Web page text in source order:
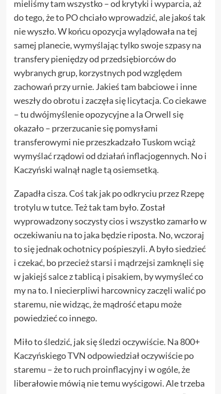
mieliśmy tam wszystko – od krytyki i wyparcia, aż
do tego, że to PO chciało wprowadzić, ale jakoś tak
nie wyszło. W końcu opozycja wylądowała na tej
samej planecie, wymyślając tylko swoje szpasy na
transfery pieniędzy od przedsiębiorców do
wybranych grup, korzystnych pod względem
zachowań przy urnie. Jakieś tam babciowe i inne
weszły do obrotu i zaczęła się licytacja. Co ciekawe
– tu dwójmyślenie opozycyjne a la Orwell się
okazało – przerzucanie się pomysłami
transferowymi nie przeszkadzało Tuskom wciąż
wymyślać rządowi od działań inflacjogennych. No i
Kaczyński walnął nagle tą osiemsetką.
Zapadła cisza. Coś tak jak po odkryciu przez Rzepę
trotylu w tutce. Też tak tam było. Został
wyprowadzony soczysty cios i wszystko zamarło w
oczekiwaniu na to jaka będzie riposta. No, wczoraj
to się jednak ochotnicy pośpieszyli. A było siedzieć
i czekać, bo przecież starsi i mądrzejsi zamknęli się
w jakiejś salce z tablicą i pisakiem, by wymyśleć co
my na to. I niecierpliwi harcownicy zaczęli walić po
staremu, nie widząc, że mądrość etapu może
powiedzieć co innego.
Miło to śledzić, jak się śledzi oczywiście. Na 800+
Kaczyńskiego TVN odpowiedział oczywiście po
staremu – że to ruch proinflacyjny i w ogóle, że
liberałowie mówią nie temu wyścigowi. Ale trzeba